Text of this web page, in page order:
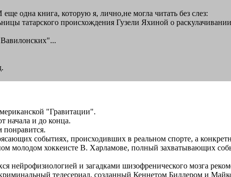
одна книга, которую я, лично,не могла читать без слез:
татарского происхождения Гузели Яхиной о
"Гравитации".
начала и до конца.
событиях, происходивших в реальном спорте, а
молодом хоккеисте В. Харламове, полный захватывающих
нейрофизиологией и загадками шизофренического мозга
телесериал, созданный Кеннетом Биллером и